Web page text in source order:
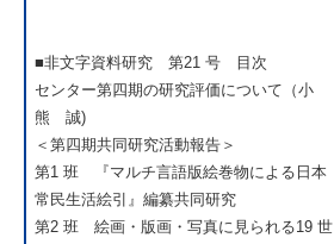
■非文字資料研究 第21 号 目次
センター第四期の研究評価について（小
熊 誠)
＜第四期共同研究活動報告＞
第1 班 『マルチ言語版絵巻物による日本
常民生活絵引』編纂共同研究
第2 班 絵画・版画・写真に見られる19 世